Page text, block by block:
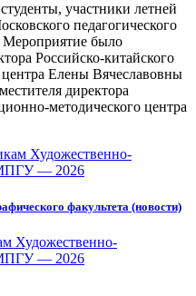
участники летней
педагогического
Мероприятие было
Российско-китайского
Елены Вячеславовны
директора
методического центра
факультета (новости)
Художественно-
МПГУ — 2026